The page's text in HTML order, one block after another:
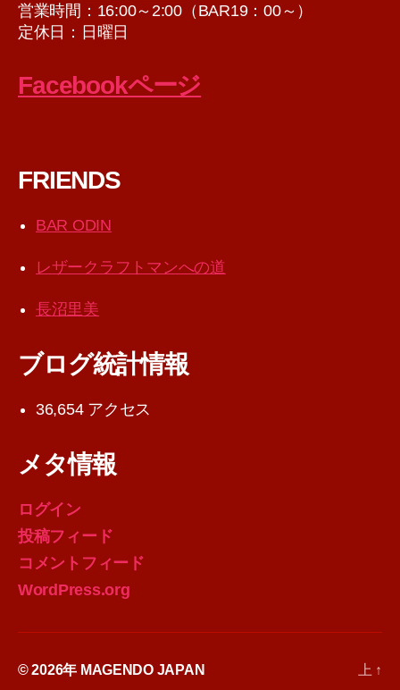
営業時間：16:00～2:00（BAR19：00～）
定休日：日曜日
Facebookページ
FRIENDS
BAR ODIN
レザークラフトマンへの道
長沼里美
ブログ統計情報
36,654 アクセス
メタ情報
ログイン
投稿フィード
コメントフィード
WordPress.org
© 2026年 MAGENDO JAPAN 上 ↑